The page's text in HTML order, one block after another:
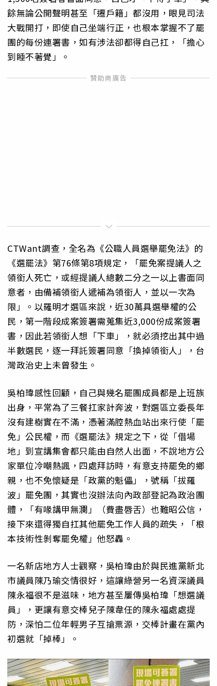
餘無論公開聲明甚至「遷戶籍」都沒用，眼見司法
大戰開打，即使自己坐端行正，也根本掌握不了罷
團的每份連署書，如有涉法卻都得自己扛，「擔心
到睡不著覺」。
CTWant調查，全名為《公職人員選舉罷免法》的
《選罷法》第76條第8項規定，「罷免案提議人之
領銜人死亡，或經提議人總數二分之一以上書面同
意者，由備補領銜人遞補為領銜人，並以一次為
限」。以羅明才選區來說，近30萬具選舉權的公
民，第一階段成案簽署需蒐集近3,000份成案簽署
書，因此若領銜人想「下車」，就必須挖出其中過
半數選民，逐一拜託簽署同意「換掉領銜人」，台
灣政治史上未曾發生。
吳柏瑋感性回顧，自己與幾名罷團成員都是上班族
出身，平常為了三餐扛家計奔波，對選區立委長年
沒有建樹實在不滿，憑著滿腔熱血站出來行使「罷
免」公民權，而《選罷法》規定之下，從「借場
地」到宣講集會都只能由自然人出面，不說地方公
家單位冷嘲熱諷，四處拜訪時，有意支持罷免的鄉
親，也不免懷疑是「政黨的魁儡」，號稱「拔羅
波」罷免團，其實也沒辦法向內政部登記為政治團
體，「有喙講甲無瀾」（費盡唇舌）也難昭公信，
接下來還得獨自扛其他罷免工作人員的疏失，「根
本技術性剝奪罷免權」他怒轟。
一名新店地方人士觀察，吳柏瑋由於與民進黨新北
市議員陳乃瑜交情很好，這讓綠營另一名資深議員
陳永福很不是滋味，地方甚至屢傳吳柏瑋「想選議
員」，更讓有意交棒兒子陳韋任的陳永福處處提
防，深怕二位年輕男子互搶票源，交棒計畫在黨內
初選就「掉棒」。